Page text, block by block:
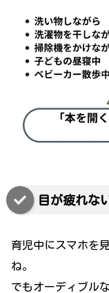
目が疲れな
育児中にスマホを
ね。
でもオーディブル